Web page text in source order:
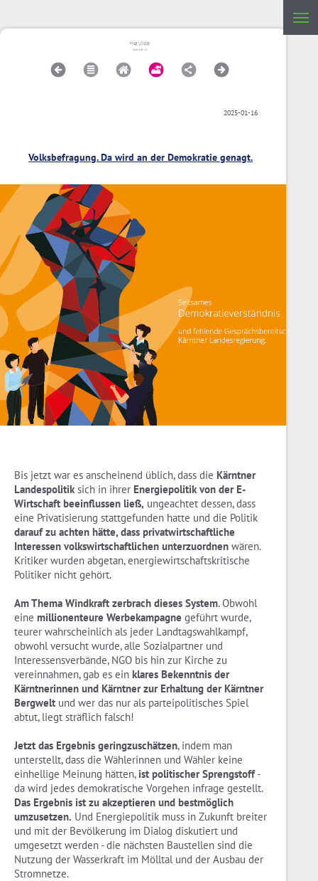
2025-01-16
Volksbefragung. Da wird an der Demokratie genagt.
Bis jetzt war es anscheinend üblich, dass die Kärntner
Landespolitik sich in ihrer Energiepolitik von der E-
Wirtschaft beeinflussen ließ, ungeachtet dessen, dass
eine Privatisierung stattgefunden hatte und die Politik
darauf zu achten hätte, dass privatwirtschaftliche
Interessen volkswirtschaftlichen unterzuordnen wären.
Kritiker wurden abgetan, energiewirtschaftskritische
Politiker nicht gehört.
Am Thema Windkraft zerbrach dieses System. Obwohl
eine millionenteure Werbekampagne geführt wurde,
teurer wahrscheinlich als jeder Landtagswahlkampf,
obwohl versucht wurde, alle Sozialpartner und
Interessensverbände, NGO bis hin zur Kirche zu
vereinnahmen, gab es ein klares Bekenntnis der
Kärntnerinnen und Kärntner zur Erhaltung der Kärntner
Bergwelt und wer das nur als parteipolitisches Spiel
abtut, liegt sträflich falsch!
Jetzt das Ergebnis geringzuschätzen, indem man
unterstellt, dass die Wählerinnen und Wähler keine
einhellige Meinung hätten, ist politischer Sprengstoff-
da wird jedes demokratische Vorgehen infrage gestellt.
Das Ergebnis ist zu akzeptieren und bestmöglich
umzusetzen. Und Energiepolitik muss in Zukunft breiter
und mit der Bevölkerung im Dialog diskutiert und
umgesetzt werden - die nächsten Baustellen sind die
Nutzung der Wasserkraft im Mölltal und der Ausbau der
Stromnetze.